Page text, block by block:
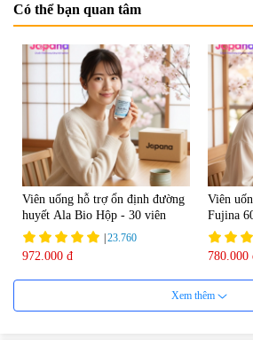
Có thể bạn quan tâm
Viên uống hỗ trợ ổn định đường
huyết Ala Bio Hộp - 30 viên
23.760
972.000 đ
Viên
Fujina
780.000
Xem thêm